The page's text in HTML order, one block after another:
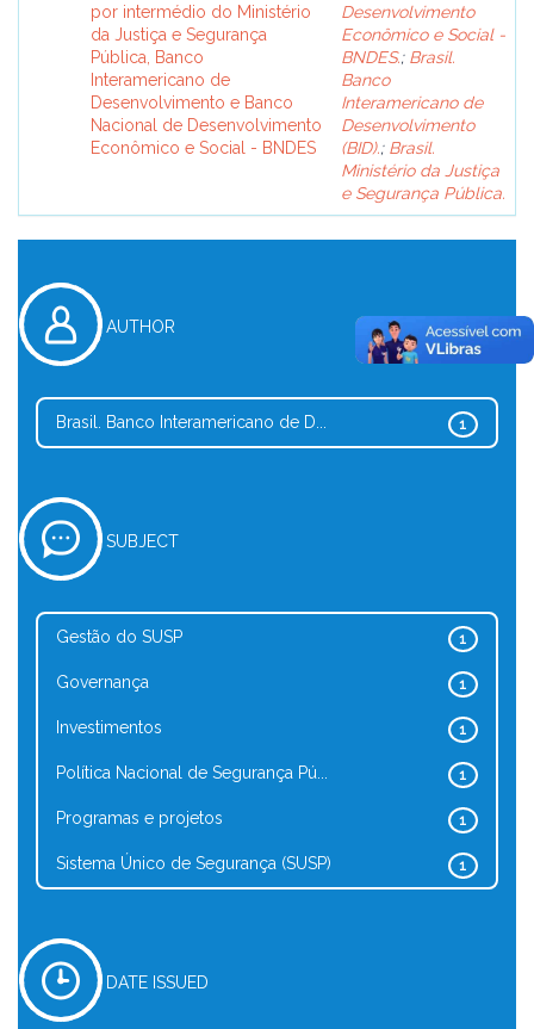
por intermédio do Ministério
da Justiça e Segurança
Pública, Banco
Interamericano de
Desenvolvimento e Banco
Nacional de Desenvolvimento
Econômico e Social - BNDES
Desenvolvimento
Econômico e Social -
BNDES.; Brasil.
Banco
Interamericano de
Desenvolvimento
(BID).; Brasil.
Ministério da Justiça
e Segurança Pública.
AUTHOR
1
Brasil. Banco Interamericano de D...
SUBJECT
1
Gestão do SUSP
1
Governança
1
Investimentos
1
Política Nacional de Segurança Pú...
1
Programas e projetos
1
Sistema Único de Segurança (SUSP)
DATE ISSUED